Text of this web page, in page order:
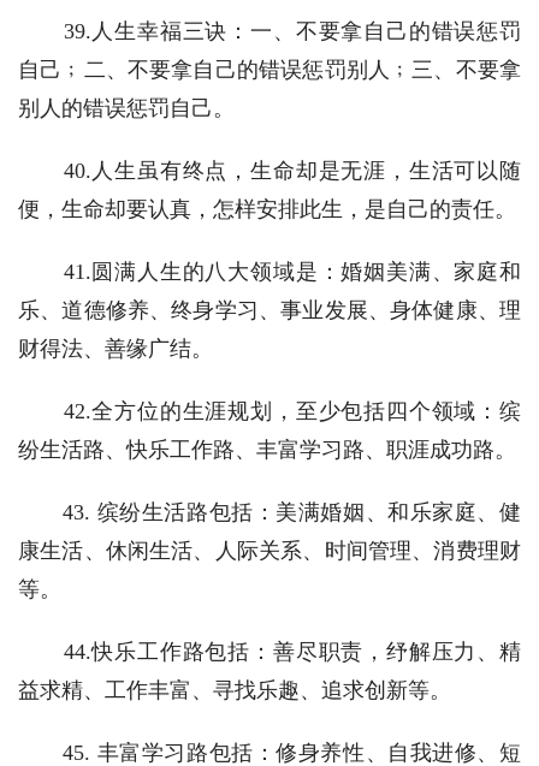
39.人生幸福三诀：一、不要拿自己的错误惩罚
自己﹔二、不要拿自己的错误惩罚别人﹔三、不要拿
别人的错误惩罚自己。
40.人生虽有终点，生命却是无涯，生活可以随
便，生命却要认真，怎样安排此生，是自己的责任。
41.圆满人生的八大领域是：婚姻美满、家庭和
乐、道德修养、终身学习、事业发展、身体健康、理
财得法、善缘广结。
42.全方位的生涯规划，至少包括四个领域：缤
纷生活路、快乐工作路、丰富学习路、职涯成功路。
43. 缤纷生活路包括：美满婚姻、和乐家庭、健
康生活、休闲生活、人际关系、时间管理、消费理财
等。
44.快乐工作路包括：善尽职责，纾解压力、精
益求精、工作丰富、寻找乐趣、追求创新等。
45. 丰富学习路包括：修身养性、自我进修、短